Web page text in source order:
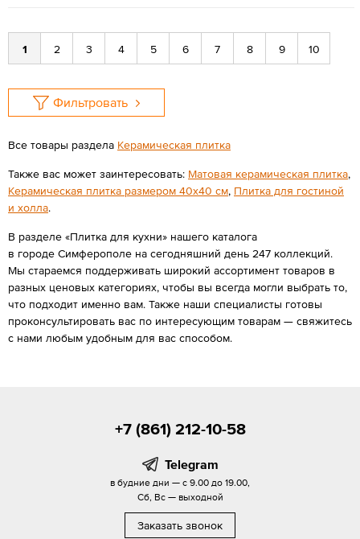
1 2 3 4 5 6 7 8 9 10
Фильтровать
Все товары раздела Керамическая плитка
Также вас может заинтересовать: Матовая керамическая плитка,
Керамическая плитка размером 40x40 см, Плитка для гостиной
и холла.
В разделе «Плитка для кухни» нашего каталога
в городе Симферополе на сегодняшний день 247 коллекций.
Мы стараемся поддерживать широкий ассортимент товаров в
разных ценовых категориях, чтобы вы всегда могли выбрать то,
что подходит именно вам. Также наши специалисты готовы
проконсультировать вас по интересующим товарам — свяжитесь
с нами любым удобным для вас способом.
+7 (861) 212-10-58
Telegram
в будние дни — с 9.00 до 19.00,
Сб, Вс — выходной
Заказать звонок